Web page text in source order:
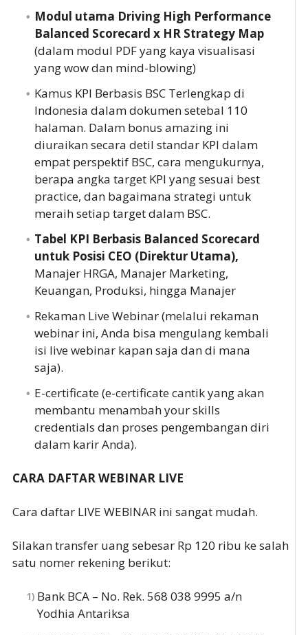
Modul utama Driving High Performance
Balanced Scorecard x HR Strategy Map
(dalam modul PDF yang kaya visualisasi
yang wow dan mind-blowing)
Kamus KPI Berbasis BSC Terlengkap di
Indonesia dalam dokumen setebal 110
halaman. Dalam bonus amazing ini
diuraikan secara detil standar KPI dalam
empat perspektif BSC, cara mengukurnya,
berapa angka target KPI yang sesuai best
practice, dan bagaimana strategi untuk
meraih setiap target dalam BSC.
Tabel KPI Berbasis Balanced Scorecard
untuk Posisi CEO (Direktur Utama),
Manajer HRGA, Manajer Marketing,
Keuangan, Produksi, hingga Manajer
Rekaman Live Webinar (melalui rekaman
webinar ini, Anda bisa mengulang kembali
isi live webinar kapan saja dan di mana
saja).
E-certificate (e-certificate cantik yang akan
membantu menambah your skills
credentials dan proses pengembangan diri
dalam karir Anda).
CARA DAFTAR WEBINAR LIVE
Cara daftar LIVE WEBINAR ini sangat mudah.
Silakan transfer uang sebesar Rp 120 ribu ke salah
satu nomer rekening berikut:
Bank BCA – No. Rek. 568 038 9995 a/n
Yodhia Antariksa